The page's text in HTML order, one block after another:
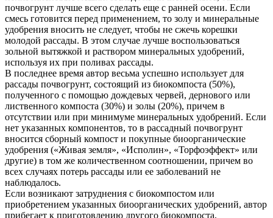
почвогрунт лучше всего сделать еще с ранней осени. Если
смесь готовится перед применением, то золу и минеральные
удобрения вносить не следует, чтобы не сжечь корешки
молодой рассады. В этом случае лучше воспользоваться
зольной вытяжкой и раствором минеральных удобрений,
используя их при поливах рассады.
В последнее время автор весьма успешно использует для
рассады почвогрунт, состоящий из биокомпоста (50%),
полученного с помощью дождевых червей, дернового или
лиственного компоста (30%) и золы (20%), причем в
отсутствии или при минимуме минеральных удобрений. Если
нет указанных компонентов, то в рассадный почвогрунт
вносится сборный компост и покупные биоорганические
удобрения («Живая земля», «Исполин», «Торфоэффект» или
другие) в том же количественном соотношении, причем во
всех случаях потерь рассады или ее заболеваний не
наблюдалось.
Если возникают затруднения с биокомпостом или
приобретением указанных биоорганических удобрений, автор
прибегает к приготовлению другого биокомпоста,